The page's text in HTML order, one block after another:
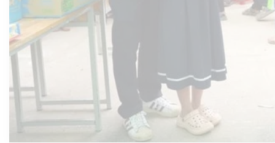
văn của chương trình. Những thay đổi ấy, dù nhỏ bé, nhưng bền bỉ
và ý nghĩa, tạo nên những bước tiến vững chắc trên hành trình nuôi
dưỡng thế hệ mai sau.